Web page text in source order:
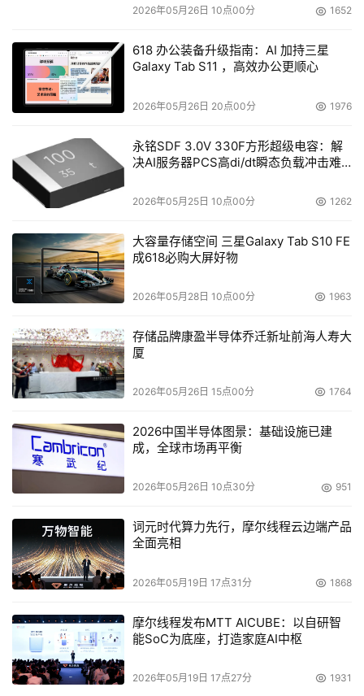
问题：
网络应用的可靠性较差：
攻击等情况经常会出现意外宕机的情况，从而无法保证网络
应用的7x24 小时的持续性服务。
因为代理服务器是整个广铁内部用户访问Internet的核心，
要求具有大数据吞吐速率，这都需要系统在整体上具有一个
良好的可扩充余地。当服务器性能满足不了代理需求时，如
网络应用的性能瓶颈：
在应用系统中，通常会采用多台服务器同时提供服务的方
式。但是由于网络中的流量并不均衡，因此经常会出现某台
服务器由于访问量过大而宕机，造成网络应用性能的不稳
定，从而影响到整个网络应用系统的性能。
在广铁集团应用系统中，采用的主备方式，不具备负载分担
系统，而导致备用系统在正常情况下的浪费。
现有的安全性防护机制通常是针对来自外网的攻击；
2026年05月26日 10点00分 1652
618 办公装备升级指南：AI 加持三星
Galaxy Tab S11 ，高效办公更顺心
2026年05月26日 20点00分 1976
永铭SDF 3.0V 330F方形超级电容：解
决AI服务器PCS高di/dt瞬态负载冲击难
2026年05月25日 10点00分 1262
大容量存储空间 三星Galaxy Tab S10 FE
成618必购大屏好物
2026年05月28日 10点00分 1963
存储品牌康盈半导体乔迁新址前海人寿大
厦
2026年05月26日 15点00分 1764
2026中国半导体图景：基础设施已建
成，全球市场再平衡
2026年05月26日 10点30分 951
词元时代算力先行，摩尔线程云边端产品
全面亮相
2026年05月19日 17点31分 1868
摩尔线程发布MTT AICUBE：以自研智
能SoC为底座，打造家庭AI中枢
2026年05月19日 17点27分 1931